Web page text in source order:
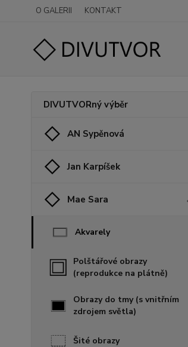
O GALERII KONTAKT
DIVUTVORný výběr
AN Sypěnová
Jan Karpíšek
Mae Sara
Akvarely
Polštářové obrazy
(reprodukce na plátně)
Obrazy do tmy (s vnitřním
zdrojem světla)
Šité obrazy